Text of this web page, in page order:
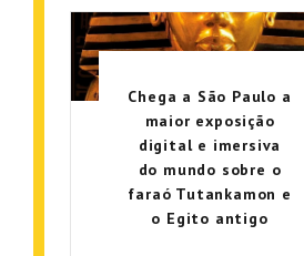
Chega a São Paulo a
maior exposição
digital e imersiva
do mundo sobre o
faraó Tutankamon e
o Egito antigo